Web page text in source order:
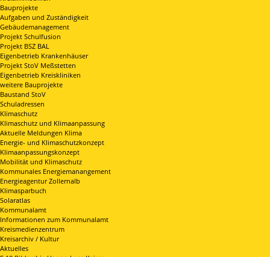
Bauprojekte
Aufgaben und Zuständigkeit
Gebäudemanagement
Projekt Schulfusion
Projekt BSZ BAL
Eigenbetrieb Krankenhäuser
Projekt StoV Meßstetten
Eigenbetrieb Kreiskliniken
weitere Bauprojekte
Baustand StoV
Schuladressen
Klimaschutz
Klimaschutz und Klimaanpassung
Aktuelle Meldungen Klima
Energie- und Klimaschutzkonzept
Klimaanpassungskonzept
Mobilität und Klimaschutz
Kommunales Energiemanangement
Energieagentur Zollernalb
Klimasparbuch
Solaratlas
Kommunalamt
Informationen zum Kommunalamt
Kreismedienzentrum
Kreisarchiv / Kultur
Aktuelles